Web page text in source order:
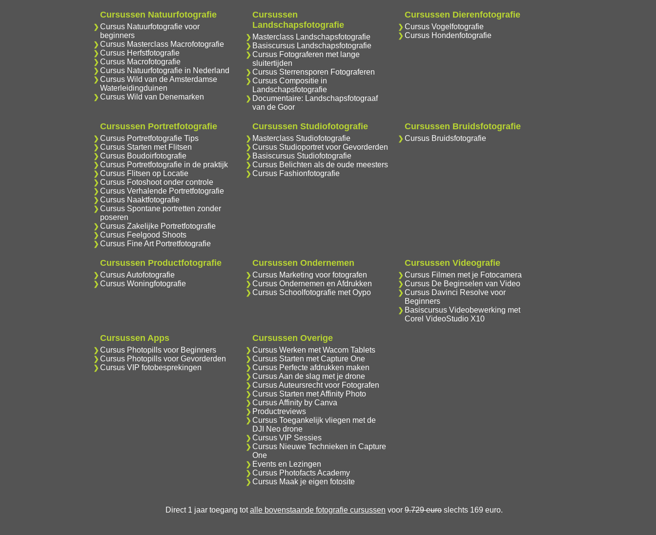
Cursussen Natuurfotografie
Cursus Natuurfotografie voor
beginners
Cursus Masterclass Macrofotografie
Cursus Herfstfotografie
Cursus Macrofotografie
Cursus Natuurfotografie in Nederland
Cursus Wild van de Amsterdamse
Waterleidingduinen
Cursus Wild van Denemarken
Cursussen
Landschapsfotografie
Masterclass Landschapsfotografie
Basiscursus Landschapsfotografie
Cursus Fotograferen met lange
sluitertijden
Cursus Sterrensporen Fotograferen
Cursus Compositie in
Landschapsfotografie
Documentaire: Landschapsfotograaf
van de Goor
Cursussen Dierenfotografie
Cursus Vogelfotografie
Cursus Hondenfotografie
Cursussen Portretfotografie
Cursus Portretfotografie Tips
Cursus Starten met Flitsen
Cursus Boudoirfotografie
Cursus Portretfotografie in de praktijk
Cursus Flitsen op Locatie
Cursus Fotoshoot onder controle
Cursus Verhalende Portretfotografie
Cursus Naaktfotografie
Cursus Spontane portretten zonder
poseren
Cursus Zakelijke Portretfotografie
Cursus Feelgood Shoots
Cursus Fine Art Portretfotografie
Cursussen Studiofotografie
Masterclass Studiofotografie
Cursus Studioportret voor Gevorderden
Basiscursus Studiofotografie
Cursus Belichten als de oude meesters
Cursus Fashionfotografie
Cursussen Bruidsfotografie
Cursus Bruidsfotografie
Cursussen Productfotografie
Cursus Autofotografie
Cursus Woningfotografie
Cursussen Ondernemen
Cursus Marketing voor fotografen
Cursus Ondernemen en Afdrukken
Cursus Schoolfotografie met Oypo
Cursussen Videografie
Cursus Filmen met je Fotocamera
Cursus De Beginselen van Video
Cursus Davinci Resolve voor
Beginners
Basiscursus Videobewerking met
Corel VideoStudio X10
Cursussen Apps
Cursus Photopills voor Beginners
Cursus Photopills voor Gevorderden
Cursus VIP fotobesprekingen
Cursussen Overige
Cursus Werken met Wacom Tablets
Cursus Starten met Capture One
Cursus Perfecte afdrukken maken
Cursus Aan de slag met je drone
Cursus Auteursrecht voor Fotografen
Cursus Starten met Affinity Photo
Cursus Affinity by Canva
Productreviews
Cursus Toegankelijk vliegen met de
DJI Neo drone
Cursus VIP Sessies
Cursus Nieuwe Technieken in Capture
One
Events en Lezingen
Cursus Photofacts Academy
Cursus Maak je eigen fotosite
Direct 1 jaar toegang totalle bovenstaande fotografie cursussen voor 9.729 euro slechts 169 euro.